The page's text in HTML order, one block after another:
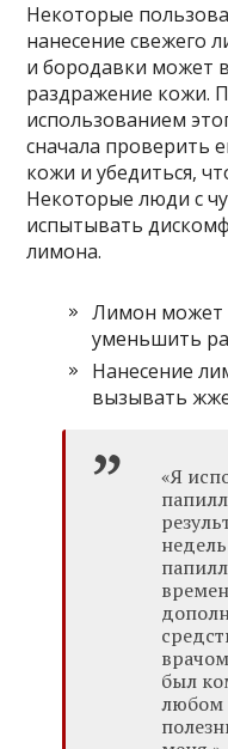
Некоторые
нанесение свежего
и бородавки может
раздражение кожи.
использованием
сначала проверить
кожи и убедиться,
Некоторые люди с
испытывать
лимона.
Лимон может
уменьшить
Нанесение
вызывать
«Я
был
любом